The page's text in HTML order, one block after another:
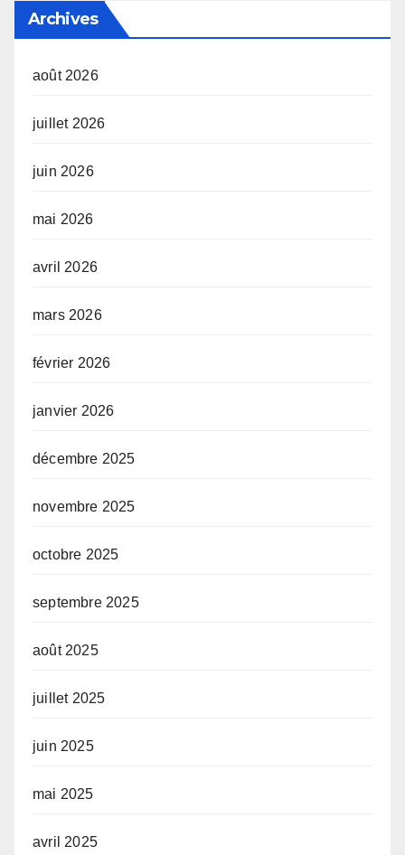
Archives
août 2026
juillet 2026
juin 2026
mai 2026
avril 2026
mars 2026
février 2026
janvier 2026
décembre 2025
novembre 2025
octobre 2025
septembre 2025
août 2025
juillet 2025
juin 2025
mai 2025
avril 2025